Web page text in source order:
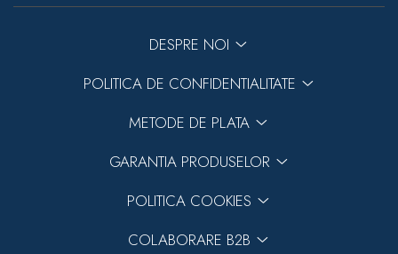
DESPRE NOI
POLITICA DE CONFIDENTIALITATE
METODE DE PLATA
GARANTIA PRODUSELOR
POLITICA COOKIES
COLABORARE B2B